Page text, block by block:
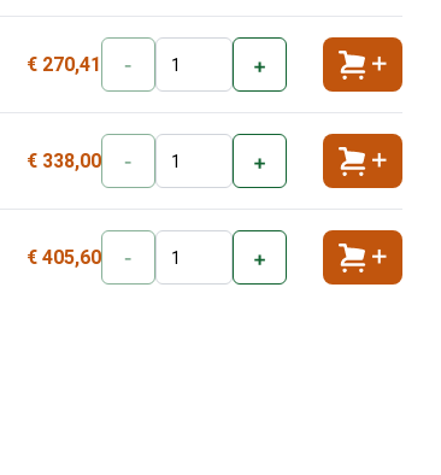
€ 270,41 - +
€ 338,00 - +
€ 405,60 - +